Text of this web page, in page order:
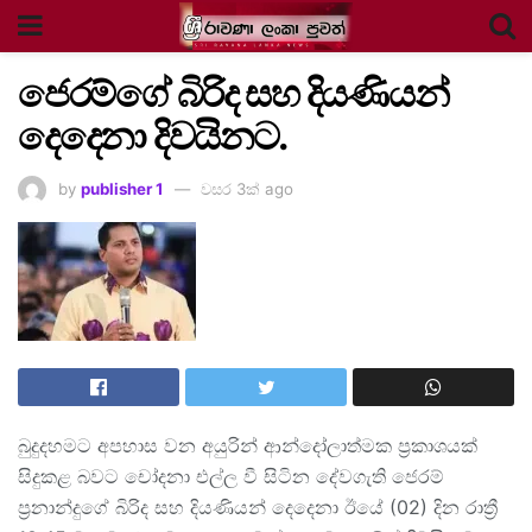
ජෙරම්ගේ බිරිද සහ දියණියන්
දෙදෙනා දිවයිනට.
by publisher 1 වසර 3ක් ago
බුදුදහමට අපහාස වන අයුරින් ආන්දෝලාත්මක ප්‍රකාශයක්
සිදුකළ බවට චෝදනා එල්ල වී සිටින දේවගැති ජෙරම්
ප්‍රනාන්දුගේ බිරිද සහ දියණියන් දෙදෙනා ඊයේ (02) දින රාත්‍රී